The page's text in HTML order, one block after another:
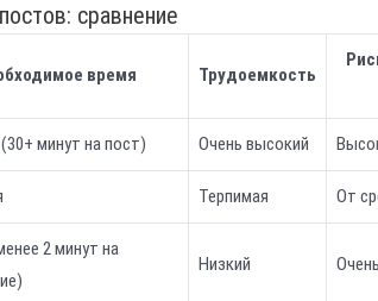
сравнение
время Трудоемкость
минут на пост) Очень высокий
Терпимая От
2 минут на
Низкий